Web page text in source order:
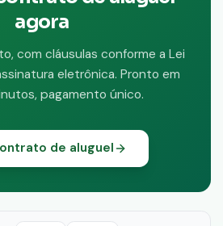
agora
com cláusulas conforme a Lei
eletrônica. Pronto em
pagamento único.
de aluguel